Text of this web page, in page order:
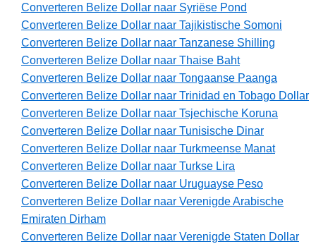
Converteren Belize Dollar naar Syriëse Pond
Converteren Belize Dollar naar Tajikistische Somoni
Converteren Belize Dollar naar Tanzanese Shilling
Converteren Belize Dollar naar Thaise Baht
Converteren Belize Dollar naar Tongaanse Paanga
Converteren Belize Dollar naar Trinidad en Tobago Dollar
Converteren Belize Dollar naar Tsjechische Koruna
Converteren Belize Dollar naar Tunisische Dinar
Converteren Belize Dollar naar Turkmeense Manat
Converteren Belize Dollar naar Turkse Lira
Converteren Belize Dollar naar Uruguayse Peso
Converteren Belize Dollar naar Verenigde Arabische
Emiraten Dirham
Converteren Belize Dollar naar Verenigde Staten Dollar